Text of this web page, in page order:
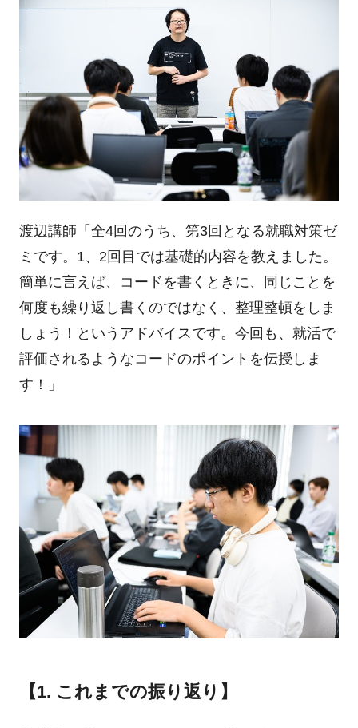
渡辺講師「全4回のうち、第3回となる就職対策ゼ
ミです。1、2回目では基礎的内容を教えました。
簡単に言えば、コードを書くときに、同じことを
何度も繰り返し書くのではなく、整理整頓をしま
しょう！というアドバイスです。今回も、就活で
評価されるようなコードのポイントを伝授しま
す！」
【1. これまでの振り返り】